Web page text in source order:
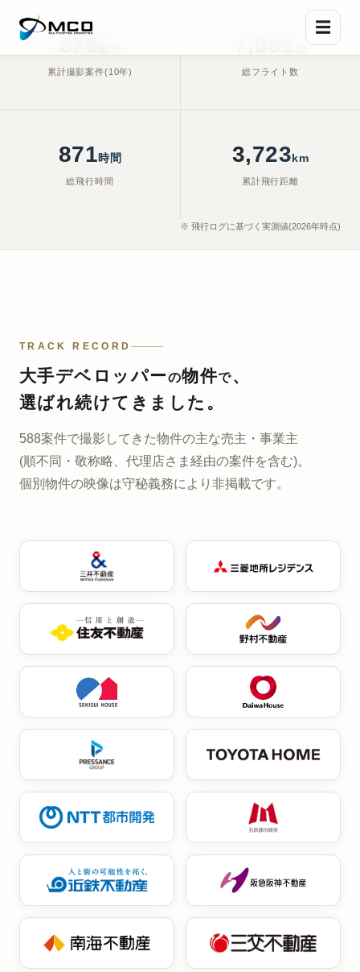
☰
Shot on Hasselblad — Nagoya , Feb. 19, 2026, 5:22 p.m.
累計撮影案件(10年) 総フライト数
966時間
総飛行時間
4,598km
累計飛行距離
※ 飛行ログに基づく実測値(2026年時点)
TRACK RECORD
大手デベロッパーの物件で、
選ばれ続けてきました。
588案件で撮影してきた物件の主な売主・事業主
(順不同・敬称略、代理店さま経由の案件を含む)。
個別物件の映像は守秘義務により非掲載です。